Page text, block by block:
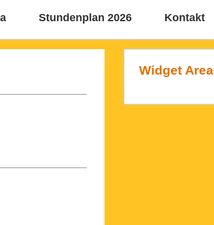
Stundenplan 2026 Kontakt
Widget Area